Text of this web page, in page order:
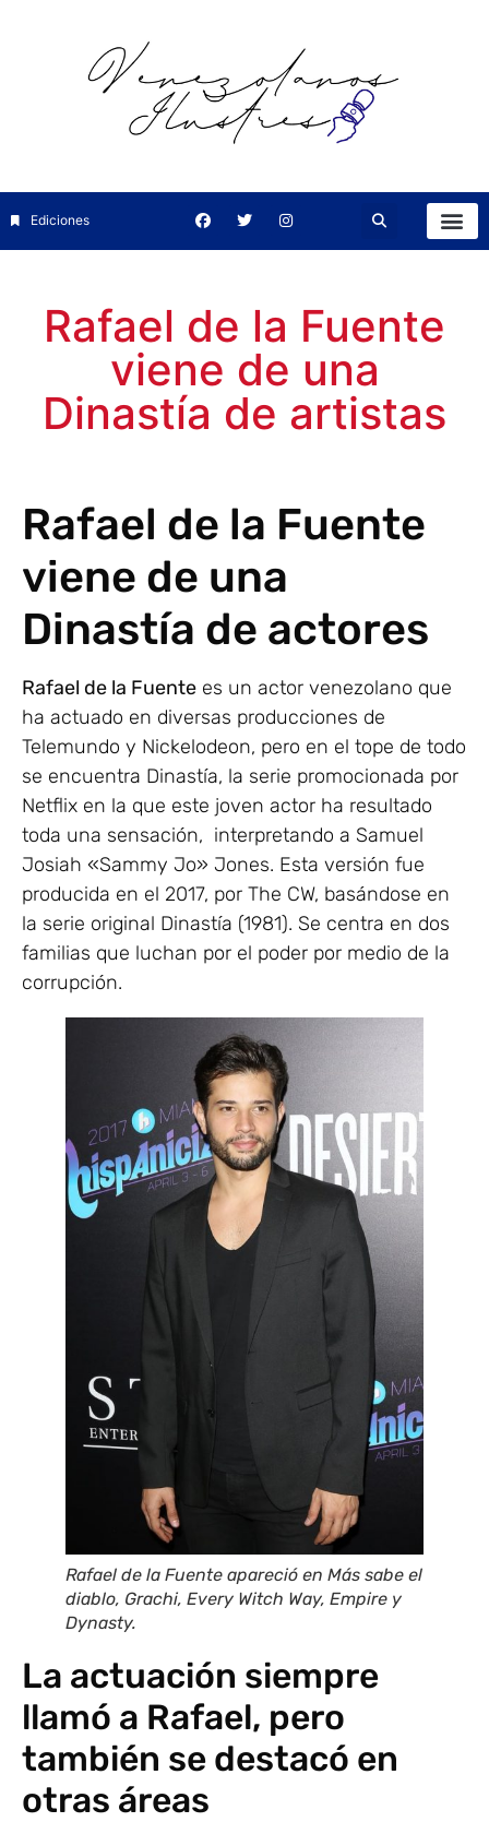
Ediciones
Rafael de la Fuente
viene de una
Dinastía de artistas
Rafael de la Fuente
viene de una
Dinastía de actores
Rafael de la Fuente es un actor venezolano que
ha actuado en diversas producciones de
Telemundo y Nickelodeon, pero en el tope de todo
se encuentra Dinastía, la serie promocionada por
Netflix en la que este joven actor ha resultado
toda una sensación, interpretando a Samuel
Josiah «Sammy Jo» Jones. Esta versión fue
producida en el 2017, por The CW, basándose en
la serie original Dinastía (1981). Se centra en dos
familias que luchan por el poder por medio de la
corrupción.
Rafael de la Fuente apareció en Más sabe el
diablo, Grachi, Every Witch Way, Empire y
Dynasty.
La actuación siempre
llamó a Rafael, pero
también se destacó en
otras áreas